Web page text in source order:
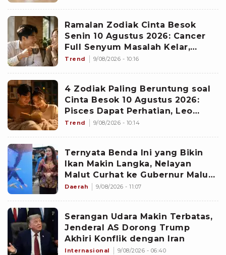
Ramalan Zodiak Cinta Besok
Senin 10 Agustus 2026: Cancer
Full Senyum Masalah Kelar,
Scorpio Awas Terprovokasi
Trend 9/08/2026 - 10:16
4 Zodiak Paling Beruntung soal
Cinta Besok 10 Agustus 2026:
Pisces Dapat Perhatian, Leo
Makin Dekat dengan Si Dia
Trend 9/08/2026 - 10:14
Ternyata Benda Ini yang Bikin
Ikan Makin Langka, Nelayan
Malut Curhat ke Gubernur Malut
Sherly Tjoanda soal Rumpon
Daerah 9/08/2026 - 11:07
Serangan Udara Makin Terbatas,
Jenderal AS Dorong Trump
Akhiri Konflik dengan Iran
Internasional 9/08/2026 - 06:40